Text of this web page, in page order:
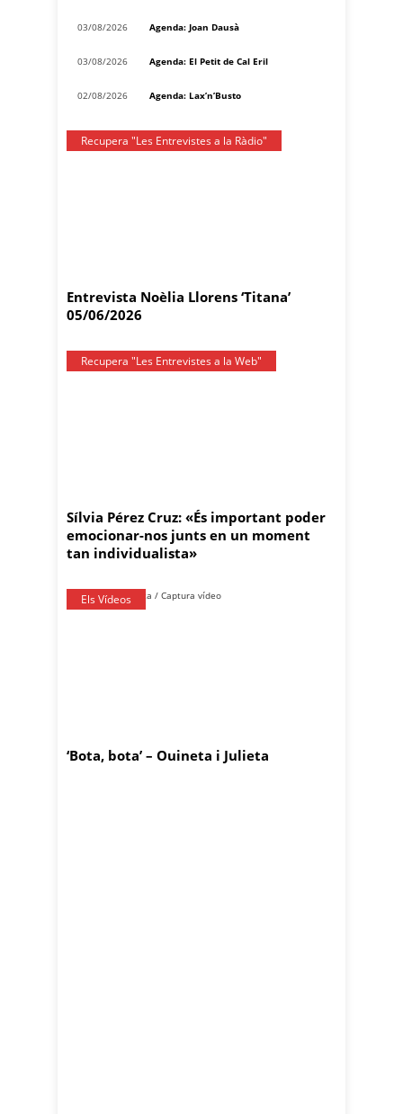
03/08/2026 Agenda: Joan Dausà
03/08/2026 Agenda: El Petit de Cal Eril
02/08/2026 Agenda: Lax’n’Busto
Recupera "Les Entrevistes a la Ràdio"
Entrevista Noèlia Llorens ‘Titana’
05/06/2026
Recupera "Les Entrevistes a la Web"
Sílvia Pérez Cruz: «És important poder
emocionar-nos junts en un moment
tan individualista»
Els Vídeos
‘Bota, bota’ – Ouineta i Julieta